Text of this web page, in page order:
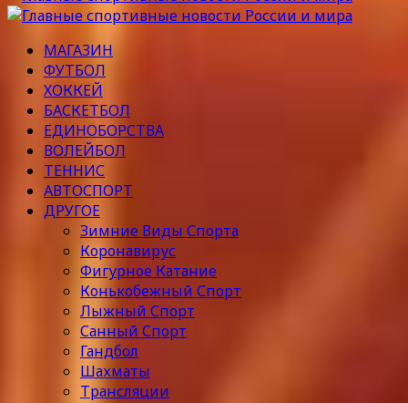
МАГАЗИН
ФУТБОЛ
ХОККЕЙ
БАСКЕТБОЛ
ЕДИНОБОРСТВА
ВОЛЕЙБОЛ
ТЕННИС
АВТОСПОРТ
ДРУГОЕ
Зимние Виды Спорта
Коронавирус
Фигурное Катание
Конькобежный Спорт
Лыжный Спорт
Санный Спорт
Гандбол
Шахматы
Трансляции